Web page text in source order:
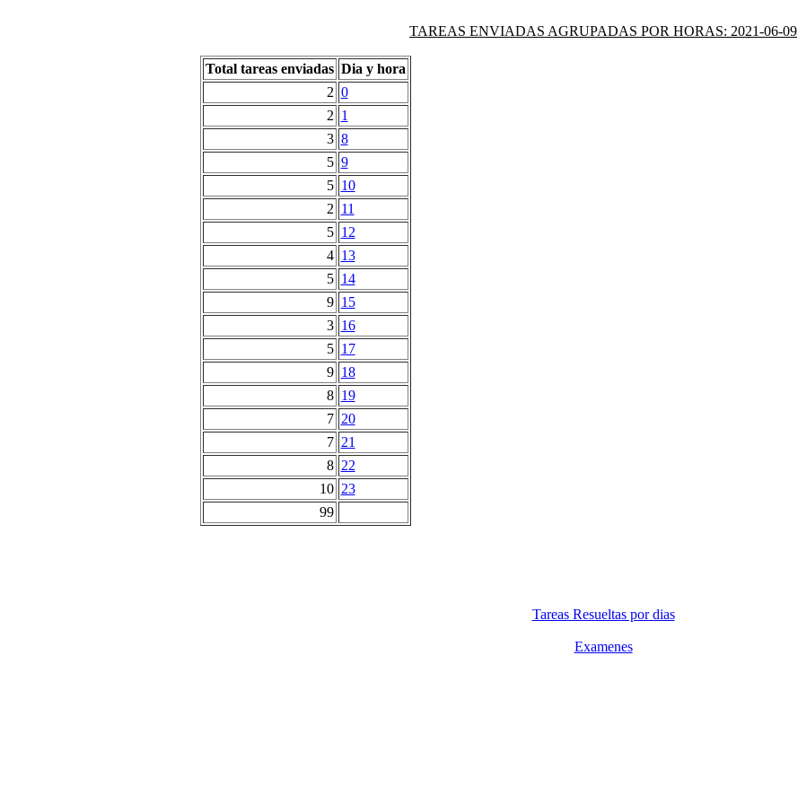
TAREAS ENVIADAS AGRUPADAS POR HORAS: 2021-06-09
Total tareas enviadas Dia y hora
2 0
2 1
3 8
5 9
5 10
2 11
5 12
4 13
5 14
9 15
3 16
5 17
9 18
8 19
7 20
7 21
8 22
10 23
99
Tareas Resueltas por dias
Examenes